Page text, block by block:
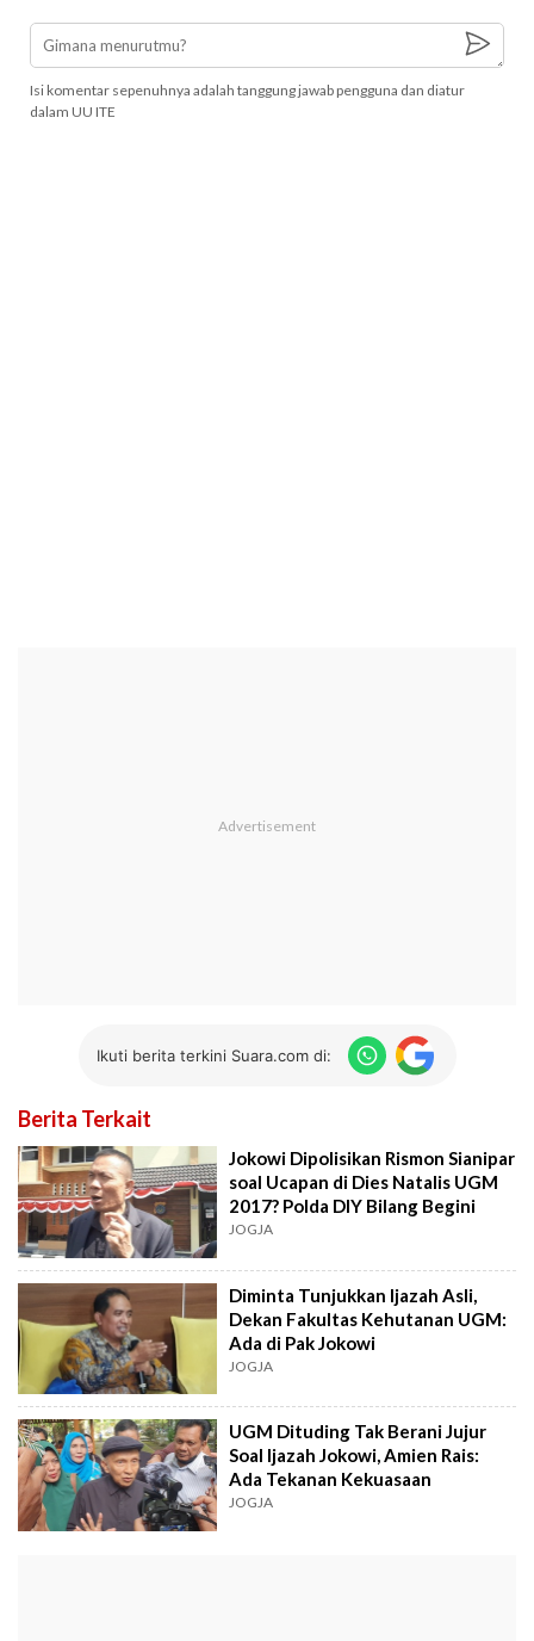
Isi komentar sepenuhnya adalah tanggung jawab pengguna dan diatur
dalam UU ITE
Ikuti berita terkini Suara.com di:
Berita Terkait
Jokowi Dipolisikan Rismon Sianipar
soal Ucapan di Dies Natalis UGM
2017? Polda DIY Bilang Begini
JOGJA
Diminta Tunjukkan Ijazah Asli,
Dekan Fakultas Kehutanan UGM:
Ada di Pak Jokowi
JOGJA
UGM Dituding Tak Berani Jujur
Soal Ijazah Jokowi, Amien Rais:
Ada Tekanan Kekuasaan
JOGJA